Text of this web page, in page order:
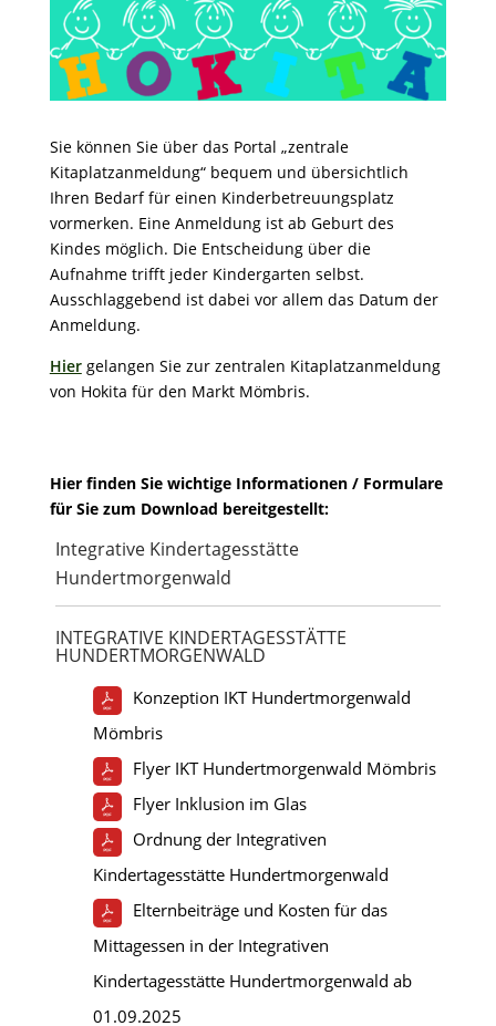
Sie können Sie über das Portal „zentrale
Kitaplatzanmeldung“ bequem und übersichtlich
Ihren Bedarf für einen Kinderbetreuungsplatz
vormerken. Eine Anmeldung ist ab Geburt des
Kindes möglich. Die Entscheidung über die
Aufnahme trifft jeder Kindergarten selbst.
Ausschlaggebend ist dabei vor allem das Datum der
Anmeldung.
Hiergelangen Sie zur zentralen Kitaplatzanmeldung
von Hokita für den Markt Mömbris.
Hier finden Sie wichtige Informationen / Formulare
für Sie zum Download bereitgestellt:
Integrative Kindertagesstätte
Hundertmorgenwald
INTEGRATIVE KINDERTAGESSTÄTTE
HUNDERTMORGENWALD
Konzeption IKT Hundertmorgenwald
Mömbris
Flyer IKT Hundertmorgenwald Mömbris
Flyer Inklusion im Glas
Ordnung der Integrativen
Kindertagesstätte Hundertmorgenwald
Elternbeiträge und Kosten für das
Mittagessen in der Integrativen
Kindertagesstätte Hundertmorgenwald ab
01.09.2025